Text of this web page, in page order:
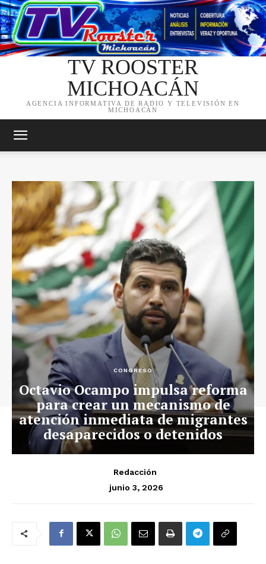
TV ROOSTER
MICHOACÁN
AGENCIA INFORMATIVA DE RADIO Y TELEVISIÓN EN
MICHOACÁN
CONGRESO
Octavio Ocampo impulsa reforma
para crear un mecanismo de
atención inmediata de migrantes
desaparecidos o detenidos
Redacción
junio 3, 2026